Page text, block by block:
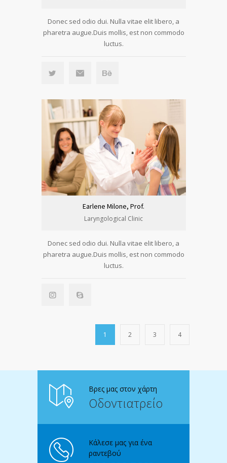
Donec sed odio dui. Nulla vitae elit libero, a
pharetra augue.Duis mollis, est non commodo
luctus.
Earlene Milone, Prof.
Laryngological Clinic
Donec sed odio dui. Nulla vitae elit libero, a
pharetra augue.Duis mollis, est non commodo
luctus.
1 2 3 4
Βρες μας στον χάρτη
Οδοντιατρείο
Κάλεσε μας για ένα
ραντεβού